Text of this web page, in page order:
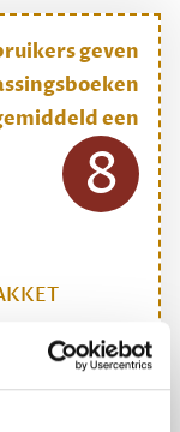
challenge te
geven
een
8